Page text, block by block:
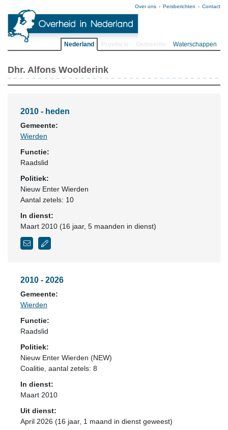
Over ons Persberichten Contact
Nederland Waterschappen
Dhr. Alfons Woolderink
2010 - heden
Gemeente:
Wierden
Functie:
Raadslid
Politiek:
Nieuw Enter Wierden
Aantal zetels: 10
In dienst:
Maart 2010 (16 jaar, 5 maanden in dienst)
2010 - 2026
Gemeente:
Wierden
Functie:
Raadslid
Politiek:
Nieuw Enter Wierden (NEW)
Coalitie , aantal zetels: 8
In dienst:
Maart 2010
Uit dienst:
April 2026 (16 jaar, 1 maand in dienst geweest)